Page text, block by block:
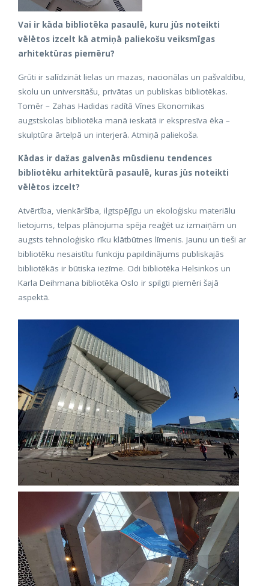
Vai ir kāda bibliotēka pasaulē, kuru jūs noteikti
vēlētos izcelt kā atmiņā paliekošu veiksmīgas
arhitektūras piemēru?
Grūti ir salīdzināt lielas un mazas, nacionālas un pašvaldību,
skolu un universitāšu, privātas un publiskas bibliotēkas.
Tomēr – Zahas Hadidas radītā Vīnes Ekonomikas
augstskolas bibliotēka manā ieskatā ir ekspresīva ēka –
skulptūra ārtelpā un interjerā. Atmiņā paliekoša.
Kādas ir dažas galvenās mūsdienu tendences
bibliotēku arhitektūrā pasaulē, kuras jūs noteikti
vēlētos izcelt?
Atvērtība, vienkāršība, ilgtspējīgu un ekoloģisku materiālu
lietojums, telpas plānojuma spēja reaģēt uz izmaiņām un
augsts tehnoloģisko rīku klātbūtnes līmenis. Jaunu un tieši ar
bibliotēku nesaistītu funkciju papildinājums publiskajās
bibliotēkās ir būtiska iezīme. Odi bibliotēka Helsinkos un
Karla Deihmana bibliotēka Oslo ir spilgti piemēri šajā
aspektā.